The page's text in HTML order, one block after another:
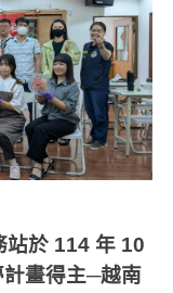
站於 114 年 10
畫得主─越南